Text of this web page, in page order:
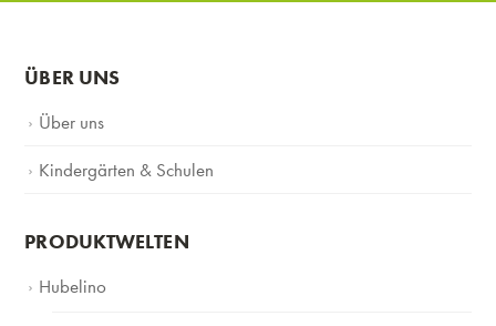
ÜBER UNS
Über uns
Kindergärten & Schulen
PRODUKTWELTEN
Hubelino